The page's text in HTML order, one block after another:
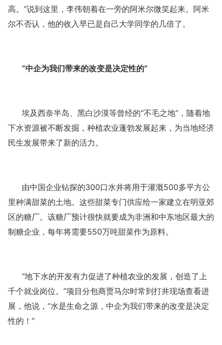
高。”说到这里，李伟朝着在一旁的阿米尔微笑起来。阿米
尔不否认，他的收入早已是自己大学同学的几倍了。
“中企为我们带来的改变是决定性的”
埃及西奈半岛、黑白沙漠等曾经的“不毛之地”，随着地
下水资源被不断发掘，种植农业蓬勃发展起来，为当地经济
民生发展带来了新的活力。
由中国企业钻探的300口水井将用于灌溉500多平方公
里种满甜菜的土地。这些甜菜专门供应给一家建立在明亚郊
区的糖厂。该糖厂预计很快就要成为非洲和中东地区最大的
制糖企业，每年将需要550万吨甜菜作为原料。
“地下水的开发有力促进了种植农业的发展，创造了上
千个就业岗位。”项目分包商贾马尔时常到打井现场查看进
展，他说，“水是生命之源，中企为我们带来的改变是决定
性的！”